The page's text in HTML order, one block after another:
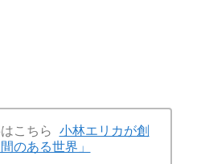
こちら
小林エリカが創
のある世界」